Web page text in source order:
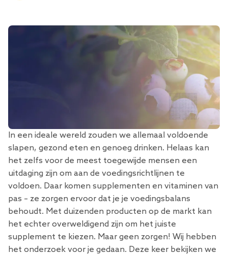
In een ideale wereld zouden we allemaal voldoende
slapen, gezond eten en genoeg drinken. Helaas kan
het zelfs voor de meest toegewijde mensen een
uitdaging zijn om aan de voedingsrichtlijnen te
voldoen. Daar komen supplementen en vitaminen van
pas – ze zorgen ervoor dat je je voedingsbalans
behoudt. Met duizenden producten op de markt kan
het echter overweldigend zijn om het juiste
supplement te kiezen. Maar geen zorgen! Wij hebben
het onderzoek voor je gedaan. Deze keer bekijken we